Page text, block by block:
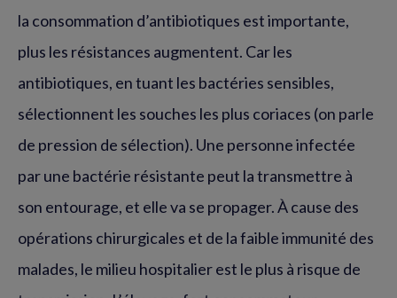
la consommation d’antibiotiques est importante,
plus les résistances augmentent. Car les
antibiotiques, en tuant les bactéries sensibles,
sélectionnent les souches les plus coriaces (on parle
de pression de sélection). Une personne infectée
par une bactérie résistante peut la transmettre à
son entourage, et elle va se propager. À cause des
opérations chirurgicales et de la faible immunité des
malades, le milieu hospitalier est le plus à risque de